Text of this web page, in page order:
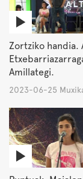
Zortziko handia.
Amillategi.
2023-06-25